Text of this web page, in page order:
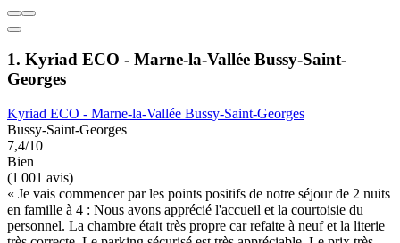
1. Kyriad ECO - Marne-la-Vallée Bussy-Saint-
Georges
Kyriad ECO - Marne-la-Vallée Bussy-Saint-Georges
Bussy-Saint-Georges
7,4/10
Bien
(1 001 avis)
« Je vais commencer par les points positifs de notre séjour de 2 nuits
en famille à 4 : Nous avons apprécié l'accueil et la courtoisie du
personnel. La chambre était très propre car refaite à neuf et la literie